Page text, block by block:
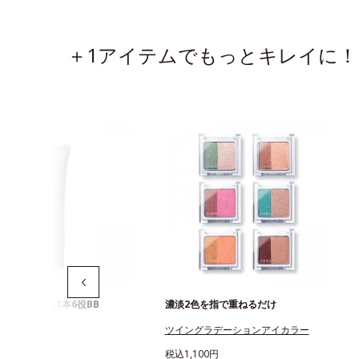
＋1アイテムでもっとキレイに！
まで叶える1本6役BB
濃淡2色を指で重ねるだけ
ツイングラデーションアイカラー
税込1,100円